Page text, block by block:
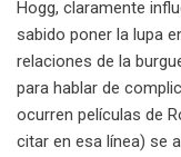
Hogg, claramente
sabido poner la lupa
relaciones de la
para hablar de
ocurren películas de
citar en esa línea) se